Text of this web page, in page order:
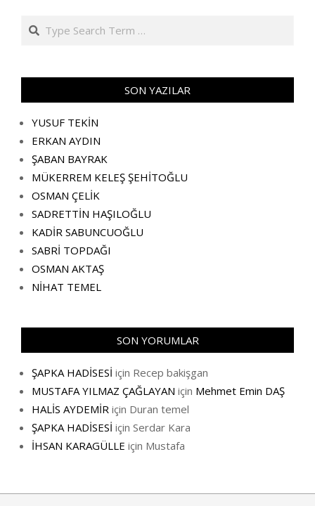
Search
SON YAZILAR
YUSUF TEKİN
ERKAN AYDIN
ŞABAN BAYRAK
MÜKERREM KELEŞ ŞEHİTOĞLU
OSMAN ÇELİK
SADRETTİN HAŞILOĞLU
KADİR SABUNCUOĞLU
SABRİ TOPDAĞI
OSMAN AKTAŞ
NİHAT TEMEL
SON YORUMLAR
ŞAPKA HADİSESİ için Recep bakişgan
MUSTAFA YILMAZ ÇAĞLAYAN için Mehmet Emin DAŞ
HALİS AYDEMİR için Duran temel
ŞAPKA HADİSESİ için Serdar Kara
İHSAN KARAGÜLLE için Mustafa